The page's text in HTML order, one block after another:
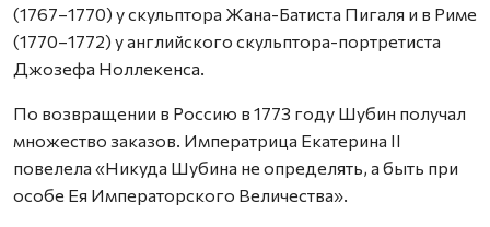
(1767–1770) у скульптора Жана-Батиста Пигаля и в Риме
(1770–1772) у английского скульптора-портретиста
Джозефа Ноллекенса.
По возвращении в Россию в 1773 году Шубин получал
множество заказов. Императрица Екатерина II
повелела «Никуда Шубина не определять, а быть при
особе Ея Императорского Величества».